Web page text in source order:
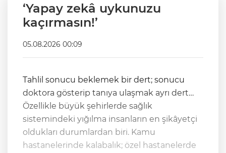
‘Yapay zekâ uykunuzu
kaçırmasın!’
05.08.2026 00:09
Tahlil sonucu beklemek bir dert; sonucu
doktora gösterip tanıya ulaşmak ayrı dert…
Özellikle büyük şehirlerde sağlık
sistemindeki yığılma insanların en şikâyetçi
oldukları durumlardan biri. Kamu
hastanelerinde kalabalık; özel hastanelerde